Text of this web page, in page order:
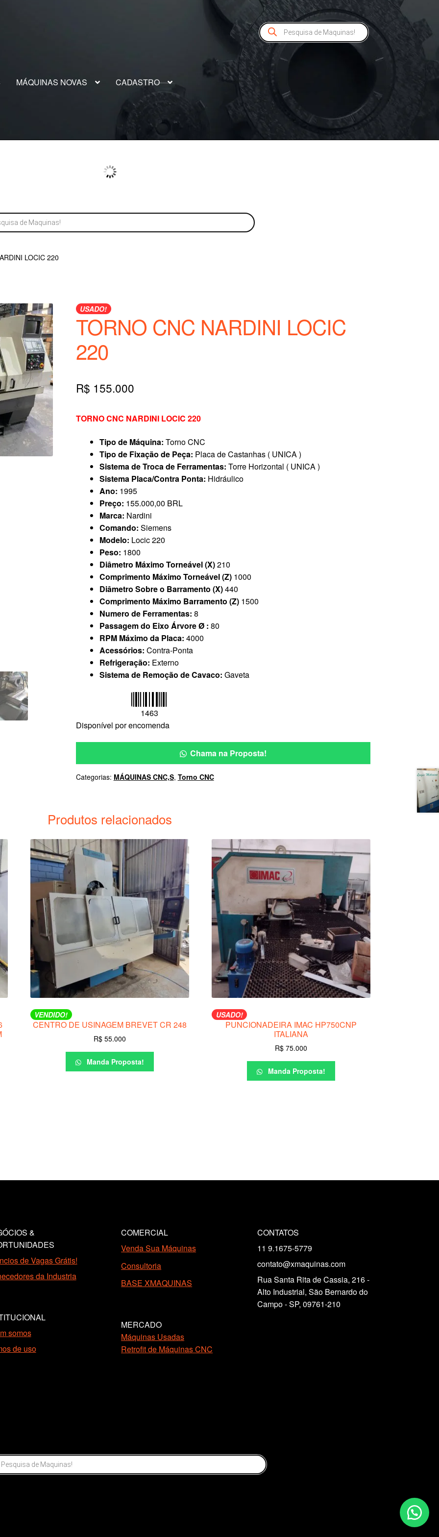
Pesquisar
produtos
MÁQUINAS NOVAS CADASTRO
LOCIC 220
USADO!
TORNO CNC NARDINI LOCIC
220
R$ 155.000
TORNO CNC NARDINI LOCIC 220
Tipo de Máquina: Torno CNC
Tipo de Fixação de Peça: Placa de Castanhas ( UNICA )
Sistema de Troca de Ferramentas: Torre Horizontal ( UNICA )
Sistema Placa/Contra Ponta: Hidráulico
Ano: 1995
Preço: 155.000,00 BRL
Marca: Nardini
Comando: Siemens
Modelo: Locic 220
Peso: 1800
Diâmetro Máximo Torneável (X)210
Comprimento Máximo Torneável (Z) 1000
Diâmetro Sobre o Barramento (X)440
Comprimento Máximo Barramento (Z) 1500
Numero de Ferramentas: 8
Passagem do Eixo Árvore Ø : 80
RPM Máximo da Placa: 4000
Acessórios: Contra-Ponta
Refrigeração: Externo
Sistema de Remoção de Cavaco: Gaveta
1463
Disponível por encomenda
Chama na Proposta!
Categorias: MÁQUINAS CNC,S, Torno CNC
Produtos relacionados
VENDIDO!
CENTRO DE USINAGEM BREVET CR 248
R$55.000
Manda Proposta!
USADO!
PUNCIONADEIRA IMAC HP750CNP
ITALIANA
R$ 75.000
Manda Proposta!
&
de Vagas Grátis!
da Industria
somos
de uso
COMERCIAL
Venda Sua Máquinas
Consultoria
BASE XMAQUINAS
MERCADO
Máquinas Usadas
Retrofit de Máquinas CNC
CONTATOS
11 9.1675-5779
contato@xmaquinas.com
Rua Santa Rita de Cassia, 216 -
Alto Industrial, São Bernardo do
Campo - SP, 09761-210